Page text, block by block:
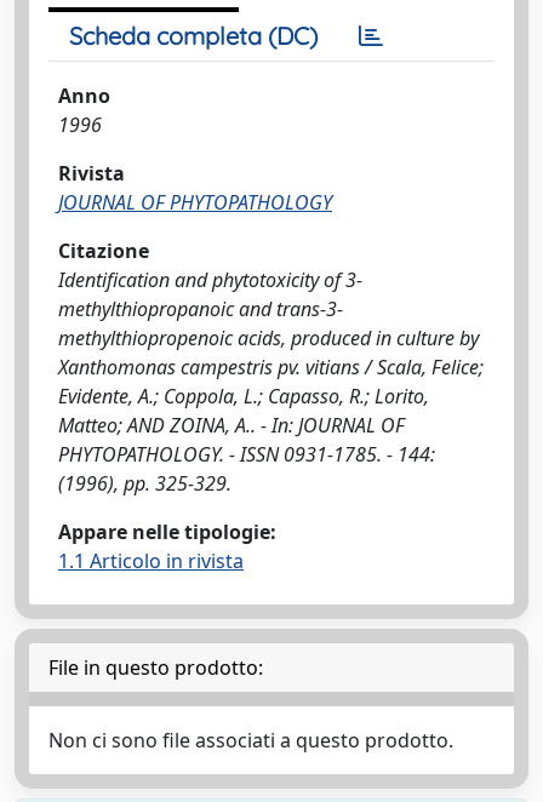
Scheda completa (DC)
Anno
1996
Rivista
JOURNAL OF PHYTOPATHOLOGY
Citazione
Identification and phytotoxicity of 3-
methylthiopropanoic and trans-3-
methylthiopropenoic acids, produced in culture by
Xanthomonas campestris pv. vitians / Scala, Felice;
Evidente, A.; Coppola, L.; Capasso, R.; Lorito,
Matteo; AND ZOINA, A.. - In: JOURNAL OF
PHYTOPATHOLOGY. - ISSN 0931-1785. - 144:
(1996), pp. 325-329.
Appare nelle tipologie:
1.1 Articolo in rivista
File in questo prodotto:
Non ci sono file associati a questo prodotto.